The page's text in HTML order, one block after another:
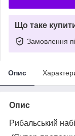
Що таке
Замовлення
Опис
Опис
Рибальський